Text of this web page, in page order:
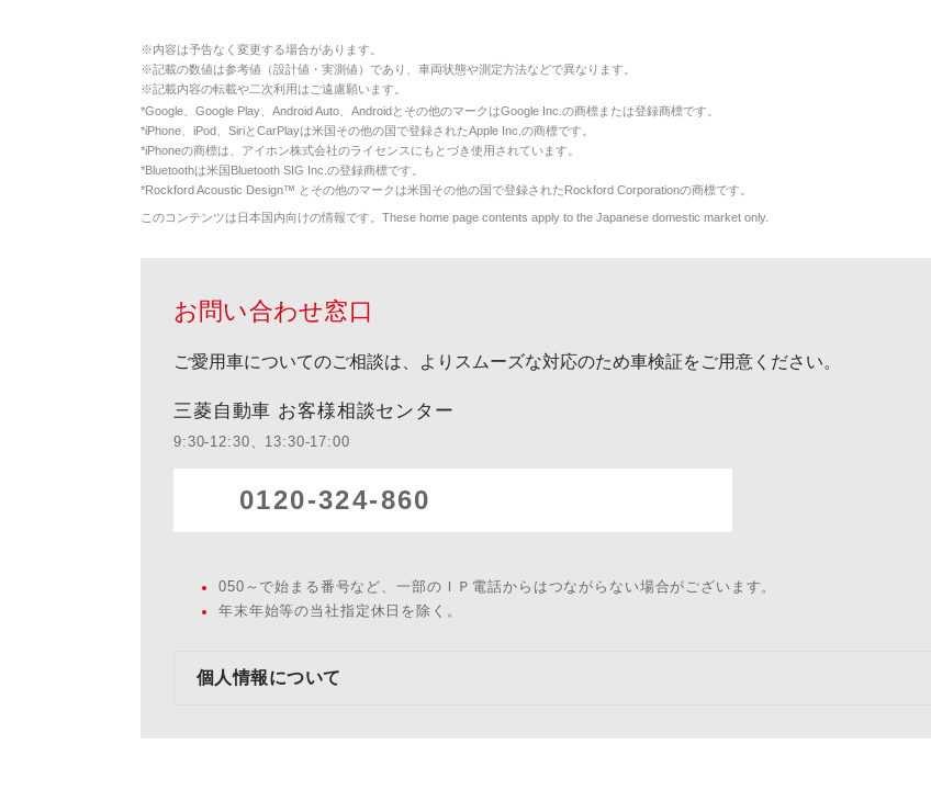
※内容は予告なく変更する場合があります。
※記載の数値は参考値（設計値・実測値）であり、車両状態や測定方法などで異なります。
※記載内容の転載や二次利用はご遠慮願います。
*Google、Google Play、Android Auto、Androidとその他のマークはGoogle Inc.の商標または登録商標です。
*iPhone、iPod、SiriとCarPlayは米国その他の国で登録されたApple Inc.の商標です。
*iPhoneの商標は、アイホン株式会社のライセンスにもとづき使用されています。
*Bluetoothは米国Bluetooth SIG Inc.の登録商標です。
*Rockford Acoustic Design™ とその他のマークは米国その他の国で登録されたRockford Corporationの商標です。
このコンテンツは日本国内向けの情報です。These home page contents apply to the Japanese domestic market only.
お問い合わせ窓口
ご愛用車についてのご相談は、よりスムーズな対応のため車検証をご用意ください。
三菱自動車 お客様相談センター
9:30-12:30、13:30-17:00
0120-324-860
050～で始まる番号など、一部のＩＰ電話からはつながらない場合がございます。
年末年始等の当社指定休日を除く。
個人情報について